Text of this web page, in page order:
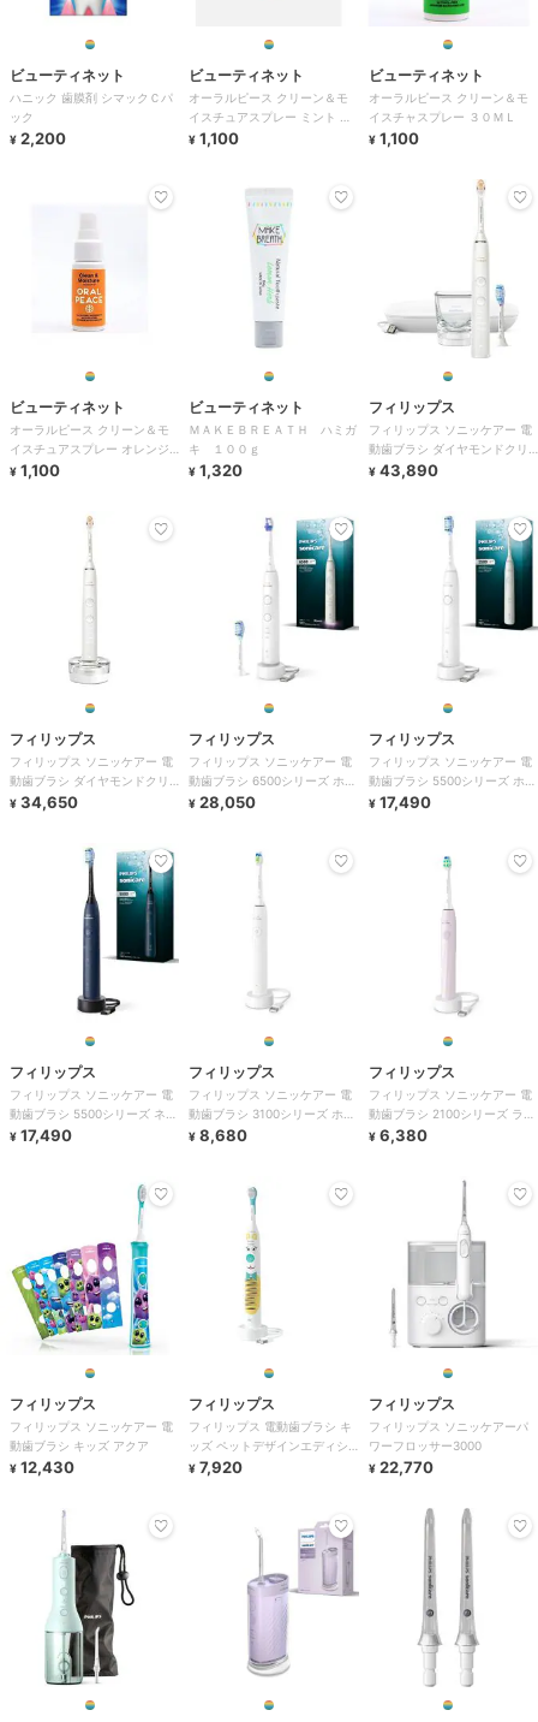
ビューティネット
ハニック 歯膜剤 シマックＣパ
ック
¥ 2,200
ビューティネット
オーラルピース クリーン＆モ
イスチュアスプレー ミント ３
０ＭＬ
¥ 1,100
ビューティネット
オーラルピース クリーン＆モ
イスチャスプレー ３０ＭＬ
¥ 1,100
ビューティネット
オーラルピース クリーン＆モ
イスチュアスプレー オレンジ
３０ＭＬ
¥ 1,100
ビューティネット
ＭＡＫＥＢＲＥＡＴＨ ハミガ
キ １００ｇ
¥ 1,320
フィリップス
フィリップス ソニッケアー 電
動歯ブラシ ダイヤモンドクリ
ーン9000 ホワイト
¥ 43,890
フィリップス
フィリップス ソニッケアー 電
動歯ブラシ ダイヤモンドクリ
ーン9000 ホワイト
¥ 34,650
フィリップス
フィリップス ソニッケアー 電
動歯ブラシ 6500シリーズ ホワ
イト
¥ 28,050
フィリップス
フィリップス ソニッケアー 電
動歯ブラシ 5500シリーズ ホワ
イト
¥ 17,490
フィリップス
フィリップス ソニッケアー 電
動歯ブラシ 5500シリーズ ネイ
ビーブルー
¥ 17,490
フィリップス
フィリップス ソニッケアー 電
動歯ブラシ 3100シリーズ ホワ
イト
¥ 8,680
フィリップス
フィリップス ソニッケアー 電
動歯ブラシ 2100シリーズ ライ
トピンク
¥ 6,380
フィリップス
フィリップス ソニッケアー 電
動歯ブラシ キッズ アクア
¥ 12,430
フィリップス
フィリップス 電動歯ブラシ キ
ッズ ペットデザインエディシ
ョン
¥ 7,920
フィリップス
フィリップス ソニッケアーパ
ワーフロッサー3000
¥ 22,770